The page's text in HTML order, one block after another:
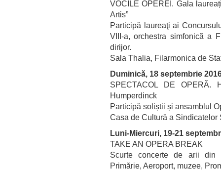
VOCILE OPEREI. Gala
Artis”
Participă laureaţi ai
VIII-a, orchestra simfonică a
dirijor.
Sala Thalia, Filarmonica de
Duminică, 18 septembrie
SPECTACOL DE OPERĂ.
Humperdinck
Participă soliștii și ansamblul
Casa de Cultură a Sindicatelor
Luni-Miercuri, 19-21
TAKE AN OPERA BREAK
Scurte concerte de arii din
Primărie, Aeroport, muzee,